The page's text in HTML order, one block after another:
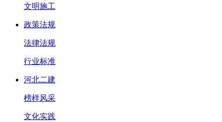
文明施工
政策法规
法律法规
行业标准
河北二建
榜样风采
文化实践